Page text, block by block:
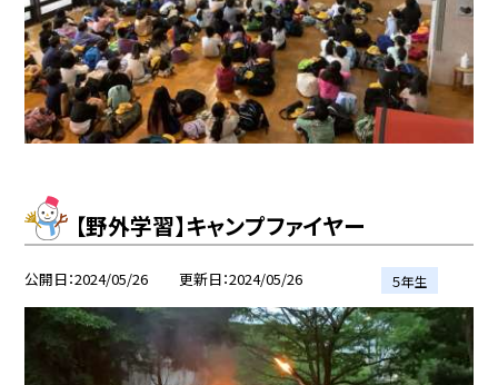
【野外学習】キャンプファイヤー
公開日 2024/05/26 更新日 2024/05/26 ５年生